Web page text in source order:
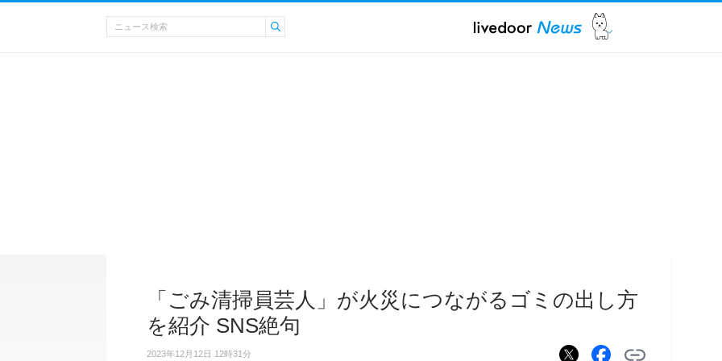
「ごみ清掃員芸人」が火災につながるゴミの出し方
を紹介 SNS絶句
2023年12月12日 12時31分